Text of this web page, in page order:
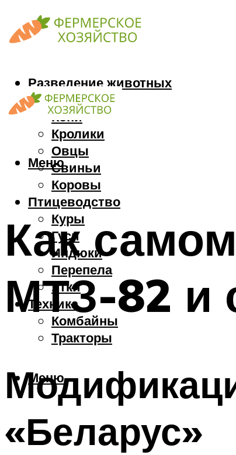
Разведение животных
Козы
Кони
Кролики
Овцы
Свиньи
Коровы
Птицеводство
Куры
Гуси
Индюки
Перепела
Утки
Техника
Комбайны
Тракторы
Меню
Меню
Как
МТЗ-82 и
«Беларус»